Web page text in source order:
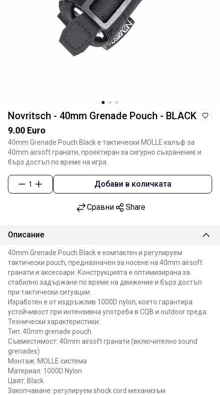
Novritsch - 40mm Grenade Pouch - BLACK
9.00 Euro
40mm Grenade Pouch Black е тактически MOLLE калъф за
40mm airsoft гранати, проектиран за сигурно съхранение и
бърз достъп по време на игра.
1 Добави в количката
Сравни Share
Описание
40mm Grenade Pouch Blackе компактен и регулируем
тактически pouch, предназначен за носене на 40mm airsoft
гранати и аксесоари. Конструкцията е оптимизирана за
стабилно задържане по време на движение и бърз достъп
при тактически ситуации.
Изработен е от издръжлив 1000D nylon, което гарантира
устойчивост при интензивна употреба в CQB и outdoor среда.
Технически характеристики:
Тип: 40mm grenade pouch
Съвместимост: 40mm airsoft гранати (включително sound
grenades)
Монтаж: MOLLE система
Материал: 1000D Nylon
Цвят: Black
Закопчаване: регулируем shock cord механизъм